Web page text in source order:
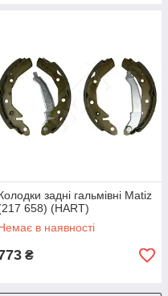
задні гальмівні Matiz
658) (HART)
в наявності
₴